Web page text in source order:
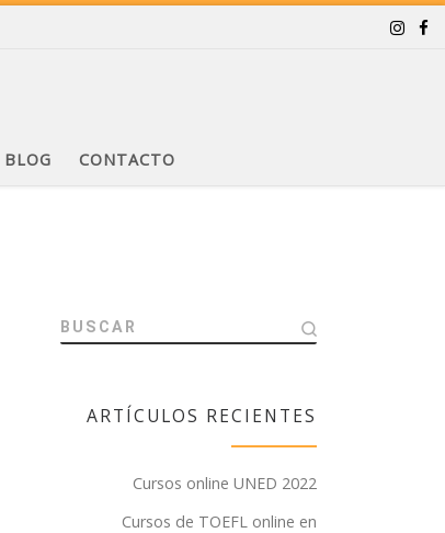
BLOG CONTACTO
BUSCAR
ARTÍCULOS RECIENTES
Cursos online UNED 2022
Cursos de TOEFL online en